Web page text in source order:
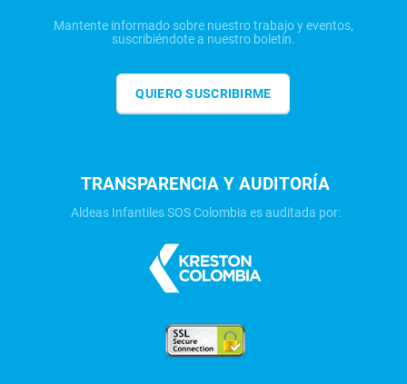
Mantente informado sobre nuestro trabajo y eventos,
suscribiéndote a nuestro boletín.
QUIERO SUSCRIBIRME
TRANSPARENCIA Y AUDITORÍA
Aldeas Infantiles SOS Colombia es auditada por: